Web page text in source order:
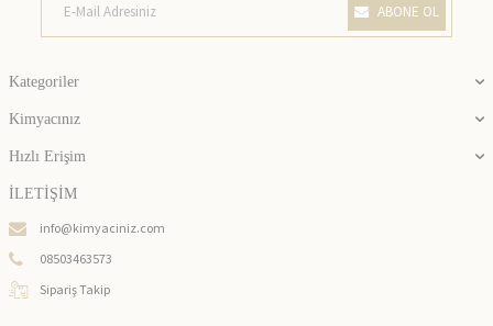
ABONE OL
Kategoriler
Kimyacınız
Hızlı Erişim
İLETİŞİM
info@kimyaciniz.com
08503463573
Sipariş Takip